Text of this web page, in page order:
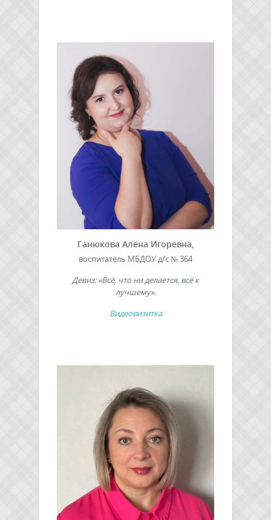
Ганюкова Алёна Игоревна,
воспитатель МБДОУ д/с № 364
Девиз: «Всё, что ни делается, всё к
лучшему».
Видеовизитка